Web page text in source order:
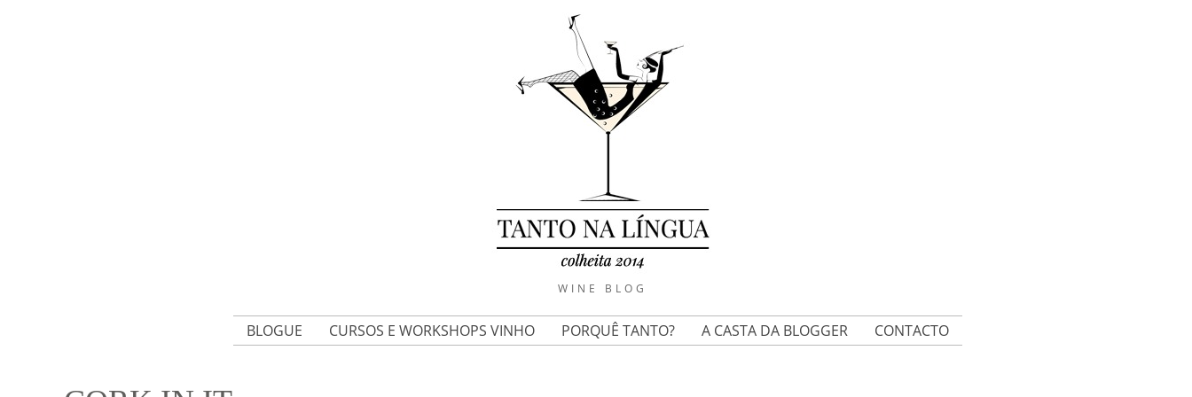
WINE BLOG
BLOGUE CURSOS E WORKSHOPS VINHO PORQUÊ TANTO? A CASTA DA BLOGGER CONTACTO